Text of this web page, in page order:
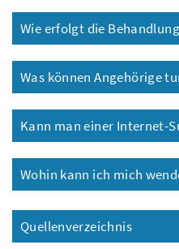
Wie erfolgt die
Was können Angehörige
Kann man einer Internet-
Wohin kann ich mich
Quellenverzeichnis